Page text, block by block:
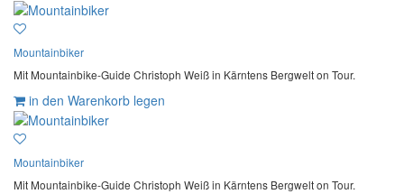
Mountainbiker
Mit Mountainbike-Guide Christoph Weiß in Kärntens Bergwelt on Tour.
in den Warenkorb legen
Mountainbiker
Mit Mountainbike-Guide Christoph Weiß in Kärntens Bergwelt on Tour.